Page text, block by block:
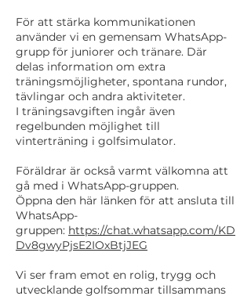
För att stärka kommunikationen
använder vi en gemensam WhatsApp-
grupp för juniorer och tränare. Där
delas information om extra
träningsmöjligheter, spontana rundor,
tävlingar och andra aktiviteter.
I träningsavgiften ingår även
regelbunden möjlighet till
vinterträning i golfsimulator.
Föräldrar är också varmt välkomna att
gå med i WhatsApp-gruppen.
Öppna den här länken för att ansluta till
WhatsApp-
gruppen: https://chat.whatsapp.com/KD
Dv8gwyPjsE2IOxBtjJEG
Vi ser fram emot en rolig, trygg och
utvecklande golfsommar tillsammans